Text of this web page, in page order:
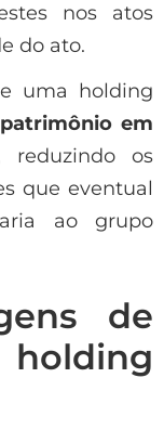
nos atos
do ato.
uma holding
em
reduzindo os
que eventual
ao grupo
de